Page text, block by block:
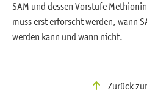
SAM und dessen Vorstufe
muss erst erforscht werden, wann
werden kann und wann nicht.
Zurück